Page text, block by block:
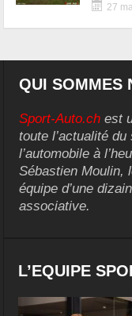
27
QUI SOMMES
Sport-Auto.ch est
toute l’actualité
l’automobile à
Sébastien Moulin,
équipe d’une
associative.
L’EQUIPE